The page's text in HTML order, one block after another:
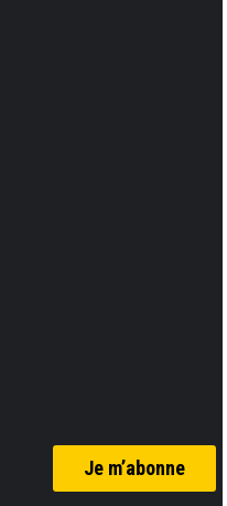
Je m’abonne